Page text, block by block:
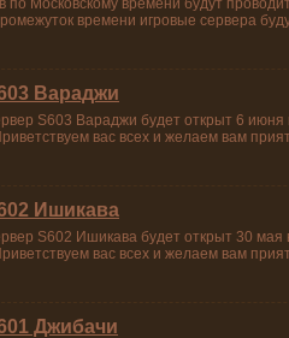
по Московскому времени будут
времени игровые сервера
Вараджи
S603 Вараджи будет открыт 6 июня
вас всех и желаем вам
Ишикава
S602 Ишикава будет открыт 30 мая
вас всех и желаем вам
Джибачи